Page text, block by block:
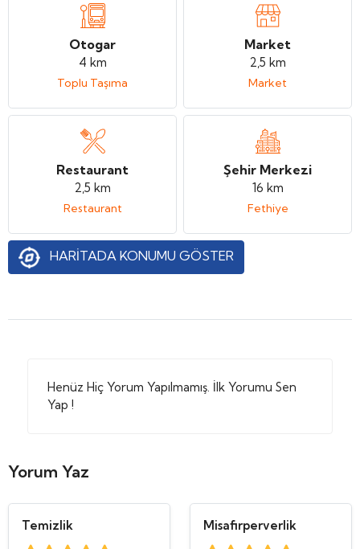
Otogar
4 km
Toplu Taşıma
Market
2,5 km
Market
Restaurant
2,5 km
Restaurant
Şehir Merkezi
16 km
Fethiye
HARİTADA KONUMU GÖSTER
Henüz Hiç Yorum Yapılmamış. İlk Yorumu Sen
Yap !
Yorum Yaz
Temizlik Misafirperverlik